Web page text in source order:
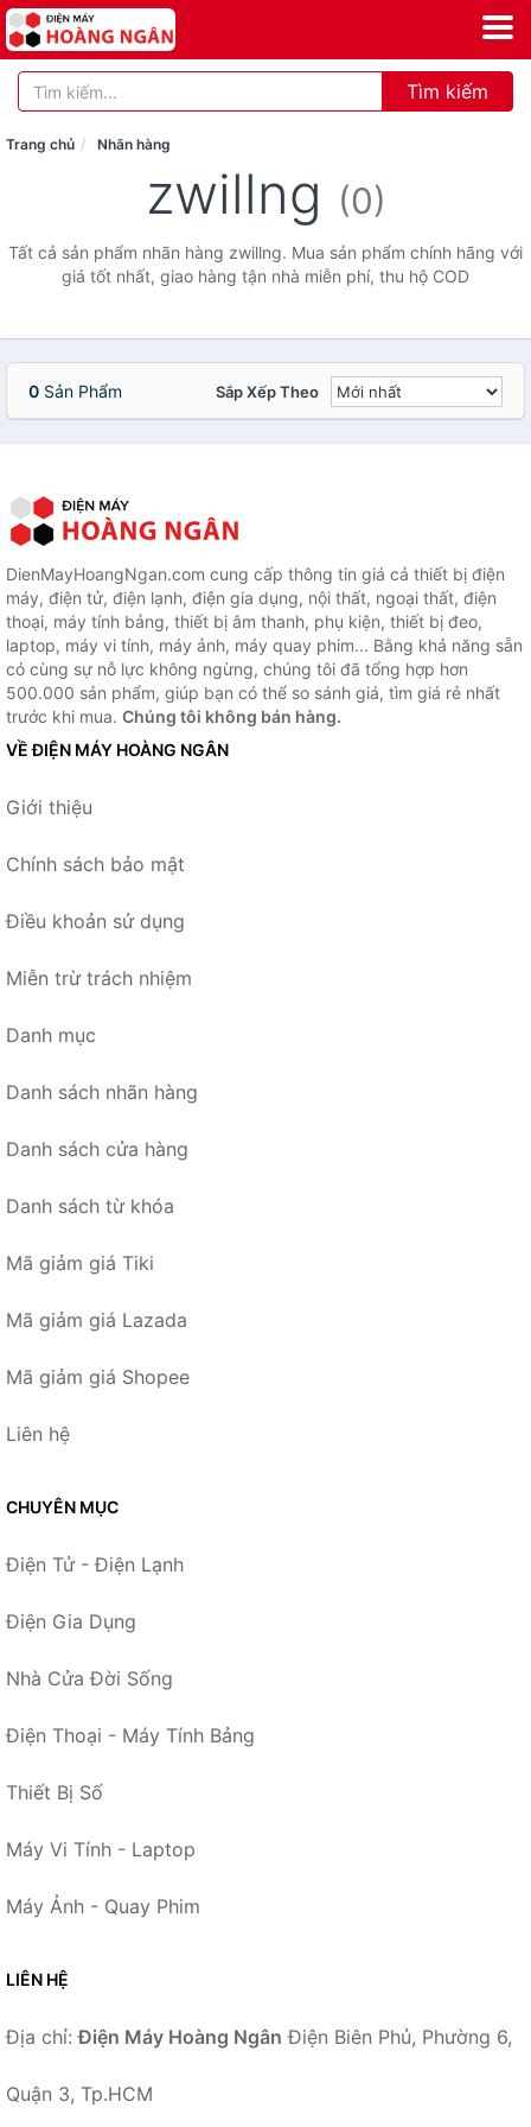
Tìm kiếm
Trang chủ Nhãn hàng
zwillng (0)
Tất cả sản phẩm nhãn hàng zwillng. Mua sản phẩm chính hãng với
giá tốt nhất, giao hàng tận nhà miễn phí, thu hộ COD
0 Sản Phẩm Sắp Xếp Theo
DienMayHoangNgan.com cung cấp thông tin giá cả thiết bị điện
máy, điện tử, điện lạnh, điện gia dụng, nội thất, ngoại thất, điện
thoại, máy tính bảng, thiết bị âm thanh, phụ kiện, thiết bị đeo,
laptop, máy vi tính, máy ảnh, máy quay phim... Bằng khả năng sẵn
có cùng sự nỗ lực không ngừng, chúng tôi đã tổng hợp hơn
500.000 sản phẩm, giúp bạn có thể so sánh giá, tìm giá rẻ nhất
trước khi mua. Chúng tôi không bán hàng.
VỀ ĐIỆN MÁY HOÀNG NGÂN
Giới thiệu
Chính sách bảo mật
Điều khoản sử dụng
Miễn trừ trách nhiệm
Danh mục
Danh sách nhãn hàng
Danh sách cửa hàng
Danh sách từ khóa
Mã giảm giá Tiki
Mã giảm giá Lazada
Mã giảm giá Shopee
Liên hệ
CHUYÊN MỤC
Điện Tử - Điện Lạnh
Điện Gia Dụng
Nhà Cửa Đời Sống
Điện Thoại - Máy Tính Bảng
Thiết Bị Số
Máy Vi Tính - Laptop
Máy Ảnh - Quay Phim
LIÊN HỆ
Địa chỉ:Điện Máy Hoàng Ngân Điện Biên Phủ, Phường 6,
Quận 3, Tp.HCM